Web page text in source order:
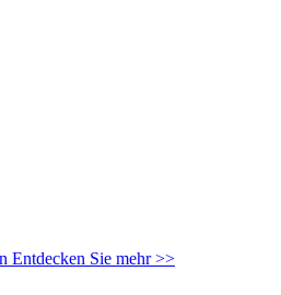
Entdecken Sie mehr >>